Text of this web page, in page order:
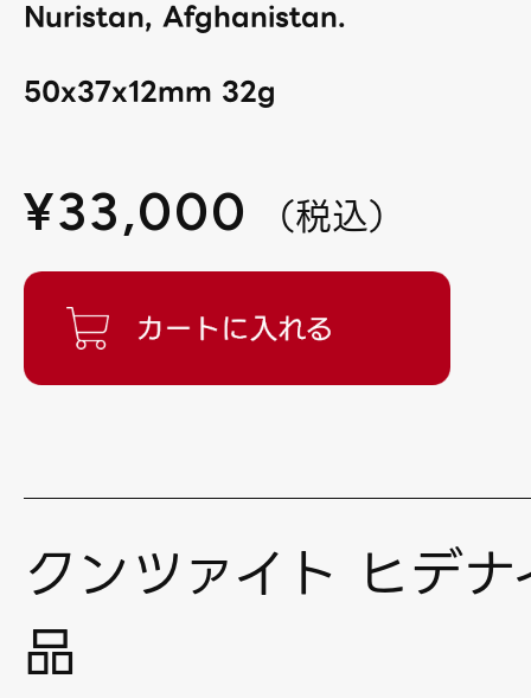
Nuristan, Afghanistan.
50x37x12mm 32g
¥33,000 （税込）
クンツァイト ヒデ
品